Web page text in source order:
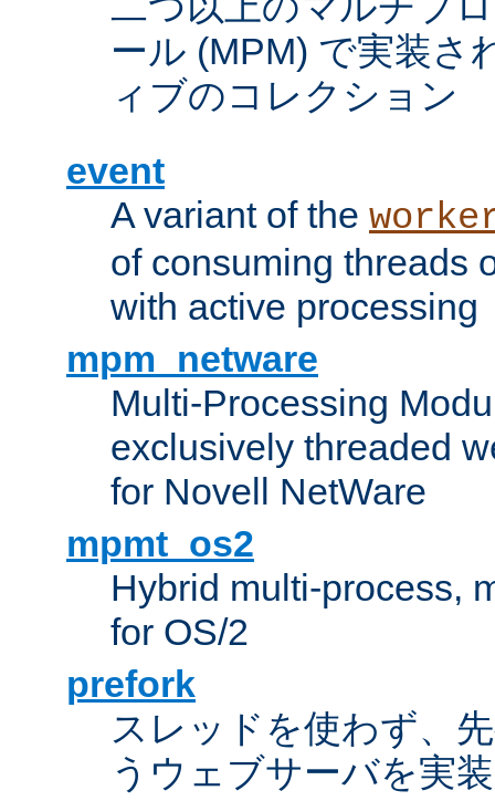
ール (MPM) で実装さ
ィブのコレクション
event
A variant of the
of consuming threads
with active processing
mpm_netware
Multi-Processing
exclusively threaded
for Novell NetWare
mpmt_os2
Hybrid multi-process,
for OS/2
prefork
スレッドを使わず、
うウェブサーバを実装